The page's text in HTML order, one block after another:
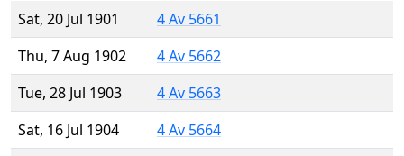
Sat, 20 Jul 1901
4 Av 5661
Thu, 7 Aug 1902
4 Av 5662
Tue, 28 Jul 1903
4 Av 5663
Sat, 16 Jul 1904
4 Av 5664